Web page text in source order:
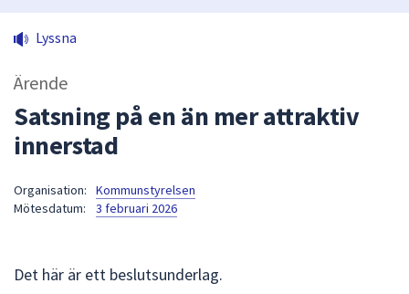
sökfältet
kommer
Lyssna
Ärende
Satsning på en än mer attraktiv
innerstad
Organisation:
Kommunstyrelsen
Mötesdatum:
3 februari 2026
Det här är ett beslutsunderlag.